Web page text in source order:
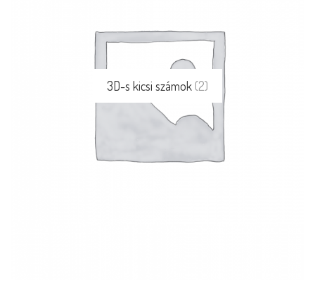
3D-s kicsi számok (2)